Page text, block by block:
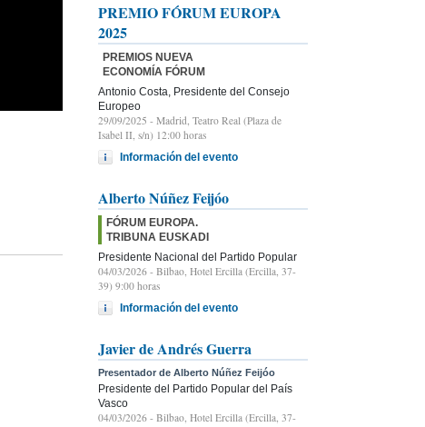
PREMIO FÓRUM EUROPA
2025
PREMIOS NUEVA
ECONOMÍA FÓRUM
Antonio Costa, Presidente del Consejo
Europeo
29/09/2025 - Madrid, Teatro Real (Plaza de
Isabel II, s/n) 12:00 horas
Información del evento
Alberto Núñez Feijóo
FÓRUM EUROPA.
TRIBUNA EUSKADI
Presidente Nacional del Partido Popular
04/03/2026 - Bilbao, Hotel Ercilla (Ercilla, 37-
39) 9:00 horas
Información del evento
Javier de Andrés Guerra
Presentador de Alberto Núñez Feijóo
Presidente del Partido Popular del País
Vasco
04/03/2026 - Bilbao, Hotel Ercilla (Ercilla, 37-